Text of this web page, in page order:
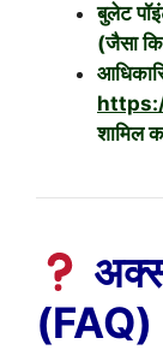
बुलेट
(जैसा
शामिल
(FAQ)